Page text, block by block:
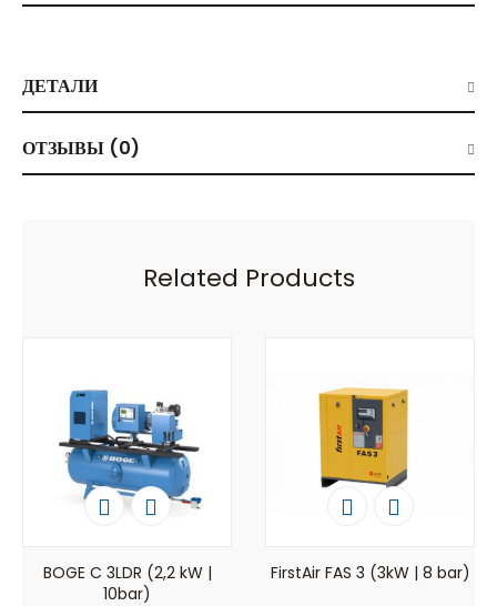
ДЕТАЛИ
ОТЗЫВЫ (0)
Related Products
BOGE C 3LDR (2,2 kW |
10bar)
FirstAir FAS 3 (3kW | 8 bar)